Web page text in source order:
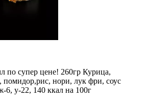
по супер цене! 260гр Курица,
нори, лук фри, соус
6, у-22, 140 ккал на 100г